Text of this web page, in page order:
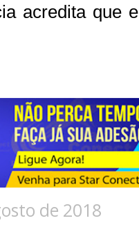
acredita que
de 2018